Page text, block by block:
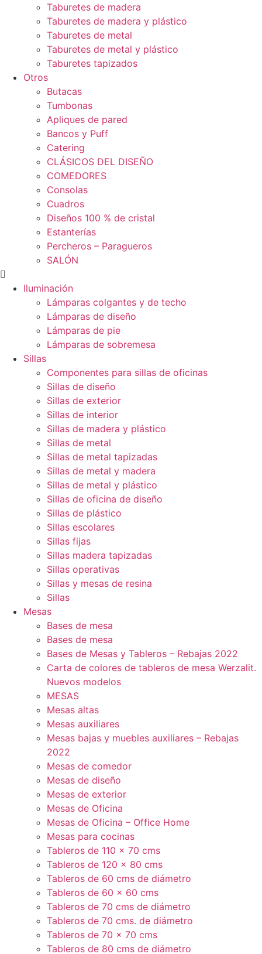
Taburetes de madera
Taburetes de madera y plástico
Taburetes de metal
Taburetes de metal y plástico
Taburetes tapizados
Otros
Butacas
Tumbonas
Apliques de pared
Bancos y Puff
Catering
CLÁSICOS DEL DISEÑO
COMEDORES
Consolas
Cuadros
Diseños 100 % de cristal
Estanterías
Percheros – Paragueros
SALÓN
Iluminación
Lámparas colgantes y de techo
Lámparas de diseño
Lámparas de pie
Lámparas de sobremesa
Sillas
Componentes para sillas de oficinas
Sillas de diseño
Sillas de exterior
Sillas de interior
Sillas de madera y plástico
Sillas de metal
Sillas de metal tapizadas
Sillas de metal y madera
Sillas de metal y plástico
Sillas de oficina de diseño
Sillas de plástico
Sillas escolares
Sillas fijas
Sillas madera tapizadas
Sillas operativas
Sillas y mesas de resina
Sillas
Mesas
Bases de mesa
Bases de mesa
Bases de Mesas y Tableros – Rebajas 2022
Carta de colores de tableros de mesa Werzalit.
Nuevos modelos
MESAS
Mesas altas
Mesas auxiliares
Mesas bajas y muebles auxiliares – Rebajas
2022
Mesas de comedor
Mesas de diseño
Mesas de exterior
Mesas de Oficina
Mesas de Oficina – Office Home
Mesas para cocinas
Tableros de 110 x 70 cms
Tableros de 120 x 80 cms
Tableros de 60 cms de diámetro
Tableros de 60 x 60 cms
Tableros de 70 cms de diámetro
Tableros de 70 cms. de diámetro
Tableros de 70 x 70 cms
Tableros de 80 cms de diámetro